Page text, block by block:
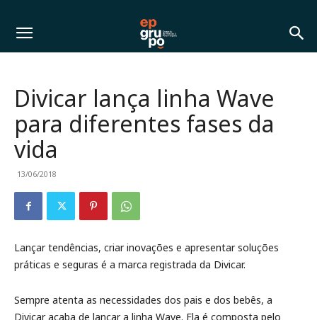
Divicar lança linha Wave
para diferentes fases da
vida
13/06/2018
Lançar tendências, criar inovações e apresentar soluções
práticas e seguras é a marca registrada da Divicar.
Sempre atenta as necessidades dos pais e dos bebês, a
Divicar acaba de lançar a linha Wave. Ela é composta pelo